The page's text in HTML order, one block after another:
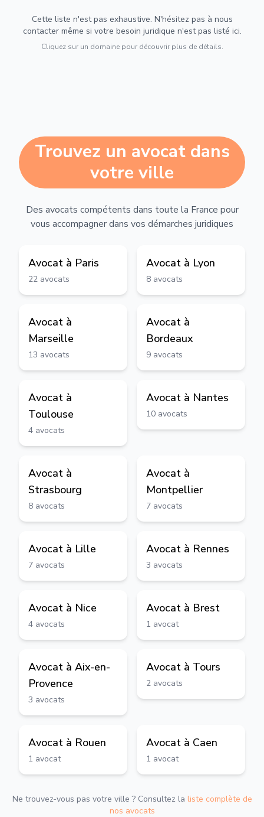
Cette liste n'est pas exhaustive. N'hésitez pas à nous
contacter même si votre besoin juridique n'est pas listé ici.
Cliquez sur un domaine pour découvrir plus de détails.
Trouvez un avocat dans
votre ville
Des avocats compétents dans toute la France pour
vous accompagner dans vos démarches juridiques
Avocat à Paris
22 avocats
Avocat à Lyon
8 avocats
Avocat à
Marseille
13 avocats
Avocat à
Bordeaux
9 avocats
Avocat à
Toulouse
4 avocats
Avocat à Nantes
10 avocats
Avocat à
Strasbourg
8 avocats
Avocat à
Montpellier
7 avocats
Avocat à Lille
7 avocats
Avocat à Rennes
3 avocats
Avocat à Nice
4 avocats
Avocat à Brest
1 avocat
Avocat à Aix-en-
Provence
3 avocats
Avocat à Tours
2 avocats
Avocat à Rouen
1 avocat
Avocat à Caen
1 avocat
Ne trouvez-vous pas votre ville ? Consultez la liste complète de
nos avocats